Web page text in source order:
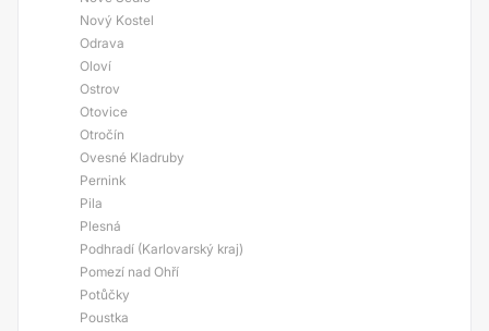
Nový Kostel
Odrava
Oloví
Ostrov
Otovice
Otročín
Ovesné Kladruby
Pernink
Pila
Plesná
Podhradí (Karlovarský kraj)
Pomezí nad Ohří
Potůčky
Poustka